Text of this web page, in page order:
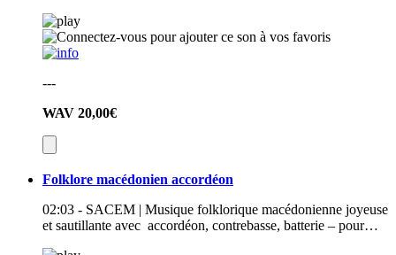
---
WAV 20,00€
Folklore macédonien accordéon
02:03 - SACEM | Musique folklorique macédonienne joyeuse
et sautillante avec accordéon, contrebasse, batterie – pour…